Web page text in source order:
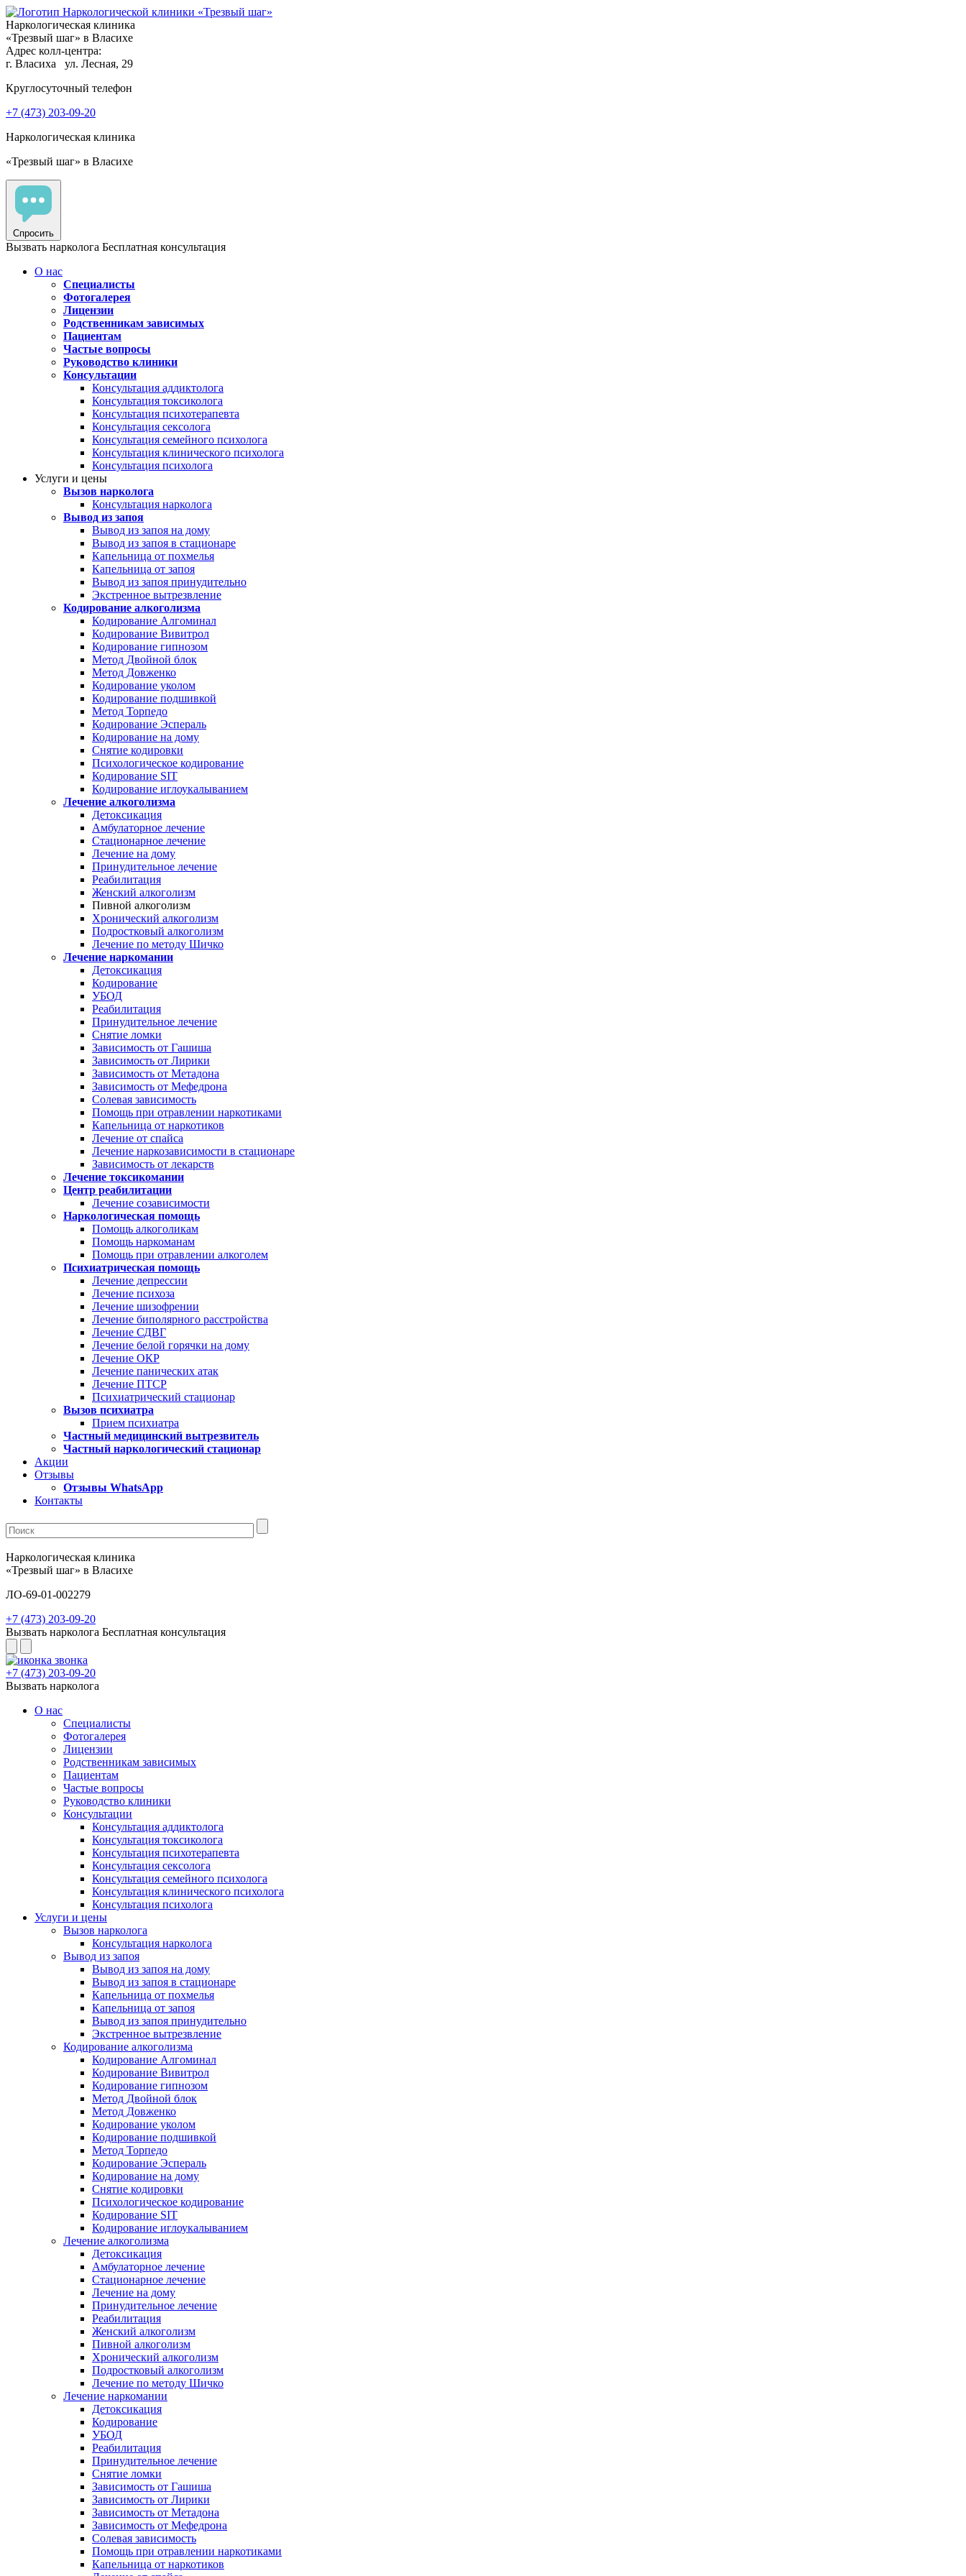
Наркологическая клиника
«Трезвый шаг» в Власихе
Адрес колл-центра:
г. Власиха
ул. Лесная, 29
Круглосуточный телефон
+7 (473) 203-09-20
Наркологическая клиника
«Трезвый шаг» в Власихе
Спросить
Вызвать нарколога Бесплатная консультация
О нас
Специалисты
Фотогалерея
Лицензии
Родственникам зависимых
Пациентам
Частые вопросы
Руководство клиники
Консультации
Консультация аддиктолога
Консультация токсиколога
Консультация психотерапевта
Консультация сексолога
Консультация семейного психолога
Консультация клинического психолога
Консультация психолога
Услуги и цены
Вызов нарколога
Консультация нарколога
Вывод из запоя
Вывод из запоя на дому
Вывод из запоя в стационаре
Капельница от похмелья
Капельница от запоя
Вывод из запоя принудительно
Экстренное вытрезвление
Кодирование алкоголизма
Кодирование Алгоминал
Кодирование Вивитрол
Кодирование гипнозом
Метод Двойной блок
Метод Довженко
Кодирование уколом
Кодирование подшивкой
Метод Торпедо
Кодирование Эспераль
Кодирование на дому
Снятие кодировки
Психологическое кодирование
Кодирование SIT
Кодирование иглоукалыванием
Лечение алкоголизма
Детоксикация
Амбулаторное лечение
Стационарное лечение
Лечение на дому
Принудительное лечение
Реабилитация
Женский алкоголизм
Пивной алкоголизм
Хронический алкоголизм
Подростковый алкоголизм
Лечение по методу Шичко
Лечение наркомании
Детоксикация
Кодирование
УБОД
Реабилитация
Принудительное лечение
Снятие ломки
Зависимость от Гашиша
Зависимость от Лирики
Зависимость от Метадона
Зависимость от Мефедрона
Солевая зависимость
Помощь при отравлении наркотиками
Капельница от наркотиков
Лечение от спайса
Лечение наркозависимости в стационаре
Зависимость от лекарств
Лечение токсикомании
Центр реабилитации
Лечение созависимости
Наркологическая помощь
Помощь алкоголикам
Помощь наркоманам
Помощь при отравлении алкоголем
Психиатрическая помощь
Лечение депрессии
Лечение психоза
Лечение шизофрении
Лечение биполярного расстройства
Лечение СДВГ
Лечение белой горячки на дому
Лечение ОКР
Лечение панических атак
Лечение ПТСР
Психиатрический стационар
Вызов психиатра
Прием психиатра
Частный медицинский вытрезвитель
Частный наркологический стационар
Акции
Отзывы
Отзывы WhatsApp
Контакты
Наркологическая клиника
«Трезвый шаг» в Власихе
ЛО-69-01-002279
+7 (473) 203-09-20
Вызвать нарколога Бесплатная консультация
+7 (473) 203-09-20
Вызвать нарколога
О нас
Специалисты
Фотогалерея
Лицензии
Родственникам зависимых
Пациентам
Частые вопросы
Руководство клиники
Консультации
Консультация аддиктолога
Консультация токсиколога
Консультация психотерапевта
Консультация сексолога
Консультация семейного психолога
Консультация клинического психолога
Консультация психолога
Услуги и цены
Вызов нарколога
Консультация нарколога
Вывод из запоя
Вывод из запоя на дому
Вывод из запоя в стационаре
Капельница от похмелья
Капельница от запоя
Вывод из запоя принудительно
Экстренное вытрезвление
Кодирование алкоголизма
Кодирование Алгоминал
Кодирование Вивитрол
Кодирование гипнозом
Метод Двойной блок
Метод Довженко
Кодирование уколом
Кодирование подшивкой
Метод Торпедо
Кодирование Эспераль
Кодирование на дому
Снятие кодировки
Психологическое кодирование
Кодирование SIT
Кодирование иглоукалыванием
Лечение алкоголизма
Детоксикация
Амбулаторное лечение
Стационарное лечение
Лечение на дому
Принудительное лечение
Реабилитация
Женский алкоголизм
Пивной алкоголизм
Хронический алкоголизм
Подростковый алкоголизм
Лечение по методу Шичко
Лечение наркомании
Детоксикация
Кодирование
УБОД
Реабилитация
Принудительное лечение
Снятие ломки
Зависимость от Гашиша
Зависимость от Лирики
Зависимость от Метадона
Зависимость от Мефедрона
Солевая зависимость
Помощь при отравлении наркотиками
Капельница от наркотиков